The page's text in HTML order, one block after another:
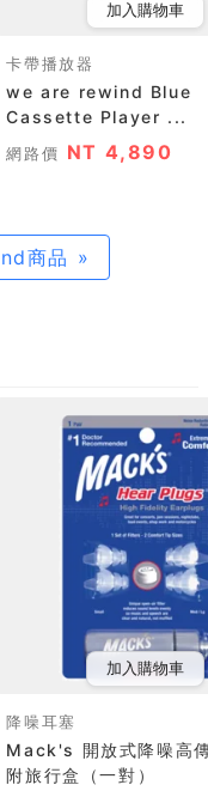
加入購物車
卡帶播放器
we are rewind Blue
Cassette Player ...
網路價 NT 4,890
商品 »
加入購物車
降噪耳塞
Mack's 開放式降噪高
附旅行盒（一對）